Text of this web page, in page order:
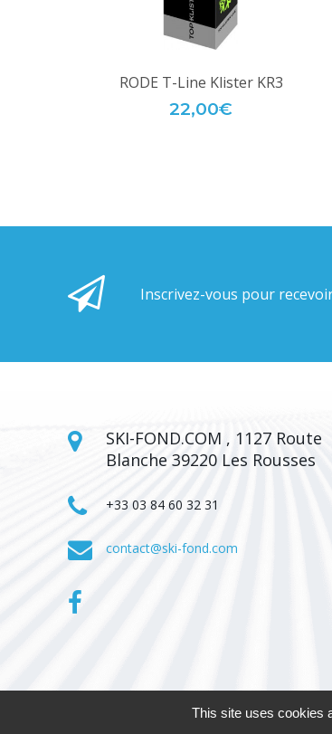
RODE T-Line Klister KR3
22,00€
Inscrivez-vous pour
SKI-FOND.COM , 1127 Route
Blanche 39220 Les Rousses
+33 03 84 60 32 31
contact@ski-fond.com
This site uses cookies